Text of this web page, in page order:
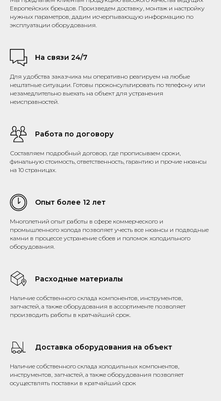
Европейских брендов. Произведем доставку, монтаж и настройку
нужных параметров, дадим исчерпывающую информацию по
эксплуатации оборудования.
На связи 24/7
Для удобства заказчика мы оперативно реагируем на любые
нештатные ситуации. Готовы проконсультировать по телефону или
незамедлительно выехать на объект для устранения
неисправностей.
Работа по договору
Составляем подробный договор, где прописываем сроки,
финальную стоимость, ответственность, гарантию и прочие нюансы
на 10 страницах.
Опыт более 12 лет
Многолетний опыт работы в сфере коммерческого и
промышленного холода позволяет учесть все нюансы и подводные
камни в процессе устранение сбоев и поломок холодильного
оборудования.
Расходные материалы
Наличие собственного склада компонентов, инструментов,
запчастей, а также оборудования в ассортименте позволяет
производить работы в кратчайший срок.
Доставка оборудования на объект
Наличие собственного склада холодильных компонентов,
инструментов, запчастей, а также оборудования позволяет
осуществлять поставки в кратчайший срок